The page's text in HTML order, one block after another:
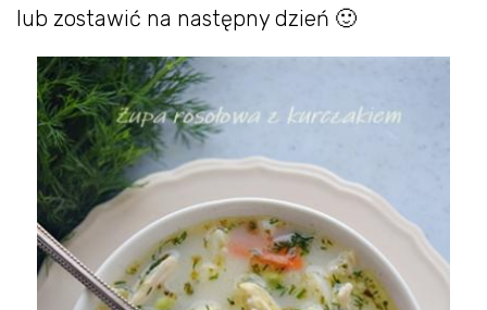
lub zostawić na następny dzień 🙂